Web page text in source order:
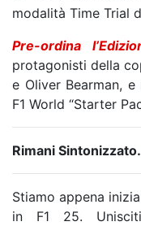
modalità Time Trial
Pre-ordina
protagonisti della
e Oliver Bearman,
F1 World “Starter
Rimani
Stiamo appena
in F1 25.